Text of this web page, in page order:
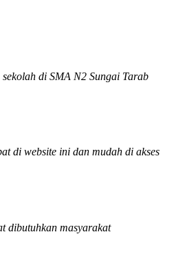
di SMA N2 Sungai Tarab
di website ini dan mudah di akses
dibutuhkan masyarakat